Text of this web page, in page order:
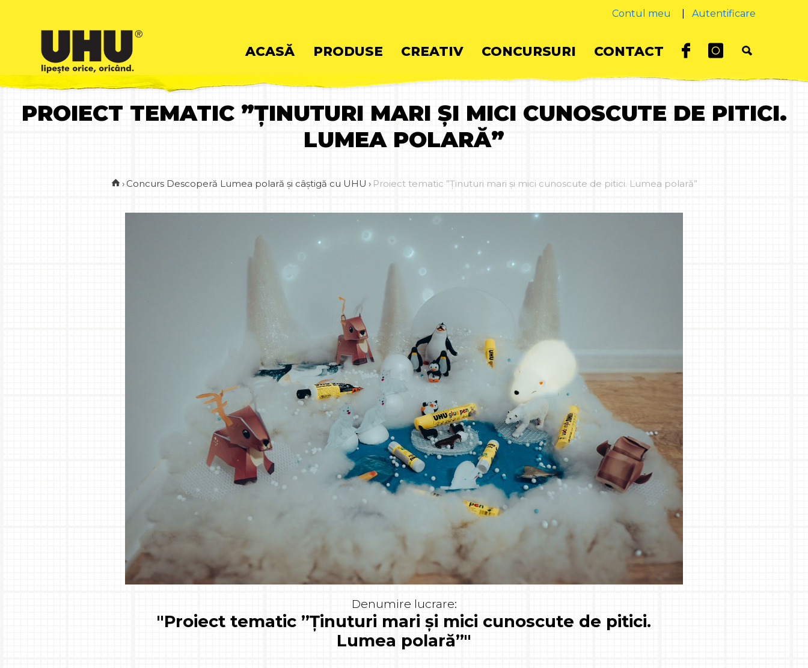
Contul meu Autentificare
Skip
to
content
ACASĂ PRODUSE CREATIV CONCURSURI CONTACT
PROIECT TEMATIC ”ȚINUTURI MARI ȘI MICI CUNOSCUTE DE PITICI.
LUMEA POLARĂ”
› Concurs Descoperă Lumea polară și câștigă cu UHU › Proiect tematic ”Ținuturi mari și mici cunoscute de pitici. Lumea polară”
Denumire lucrare:
"Proiect tematic ”Ținuturi mari și mici cunoscute de pitici.
Lumea polară”"